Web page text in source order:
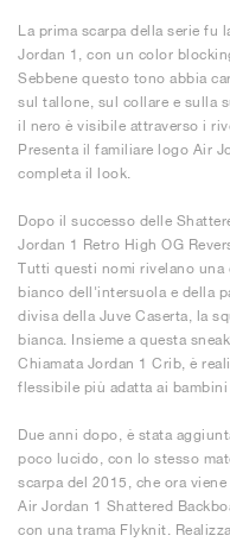
La prima scarpa della serie fu
Jordan 1, con un color
Sebbene questo tono abbia
sul tallone, sul collare e sulla
il nero è visibile attraverso i
Presenta il familiare logo Air
completa il look.
Dopo il successo delle
Jordan 1 Retro High OG
Tutti questi nomi rivelano una
bianco dell'intersuola e della
divisa della Juve Caserta, la
bianca. Insieme a questa
Chiamata Jordan 1 Crib, è
flessibile più adatta ai bambini
Due anni dopo, è stata
poco lucido, con lo stesso
scarpa del 2015, che ora
Air Jordan 1 Shattered
con una trama Flyknit.